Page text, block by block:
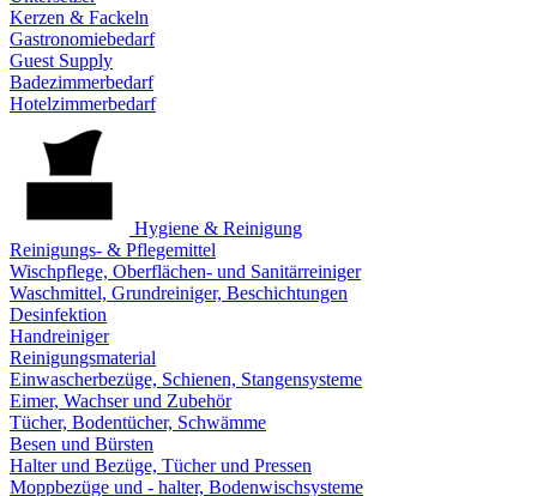
Kerzen & Fackeln
Gastronomiebedarf
Guest Supply
Badezimmerbedarf
Hotelzimmerbedarf
Hygiene & Reinigung
Reinigungs- & Pflegemittel
Wischpflege, Oberflächen- und Sanitärreiniger
Waschmittel, Grundreiniger, Beschichtungen
Desinfektion
Handreiniger
Reinigungsmaterial
Einwascherbezüge, Schienen, Stangensysteme
Eimer, Wachser und Zubehör
Tücher, Bodentücher, Schwämme
Besen und Bürsten
Halter und Bezüge, Tücher und Pressen
Moppbezüge und - halter, Bodenwischsysteme